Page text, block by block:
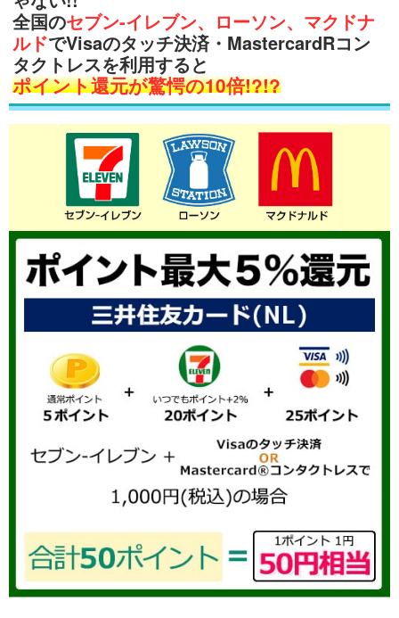
全国のセブン-イレブン、ローソン、マクドナ
ルドでVisaのタッチ決済・MastercardRコン
タクトレスを利用すると
ポイント還元が驚愕の10倍!?!?